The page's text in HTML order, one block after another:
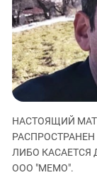
Дагестан
Ингушетия
Кабардино-
Калмыкия
Карачаево-
Краснодарский
Российская
НАСТОЯЩИЙ
ЛИБО КАСАЕТСЯ
ООО "МЕМО".